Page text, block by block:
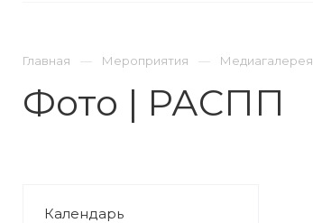
Главная Мероприятия Медиагалерея
Фото | РАСПП
Календарь